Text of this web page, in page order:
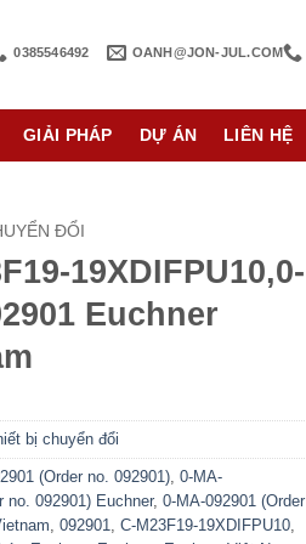
0385546492 OANH@JON-JUL.COM
GIẢI PHÁP DỰ ÁN LIÊN HỆ
ĐỔI
19XDIFPU10,0-
Euchner
bị chuyển đổi
(Order no. 092901) 0-MA-
no. 092901) Euchner, 0-MA-092901 (Order
092901 C-M23F19-19XDIFPU10